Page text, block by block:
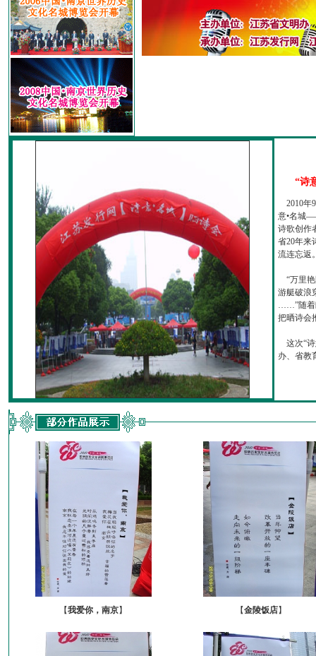
“诗
2010年
意•名城
诗歌创作
省20年来
流连忘返
“万里艳
游艇破浪
……”随着
把晒诗会
这次“诗
办、省教
【我爱你，南京】 【金陵饭店】